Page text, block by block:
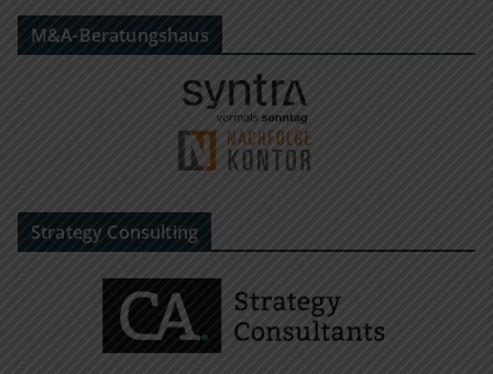
M&A-Beratungshaus
Strategy Consulting